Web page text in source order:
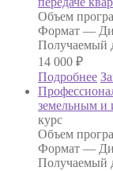
Объем
Формат —
Получаемый
14 000 ₽
Подробнее
земельным и
курс
Объем
Формат —
Получаемый